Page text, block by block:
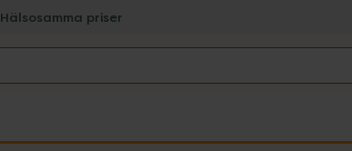
Hälsosamma priser